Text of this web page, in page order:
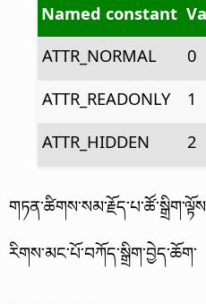
Named constant
ATTR_NORMAL
0
ATTR_READONLY
1
ATTR_HIDDEN
2
རིགས་མང་པོ་བཀོད་སྒྲིག་བྱེད་ཆོག་